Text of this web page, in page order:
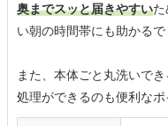
奥までスッと届きやすい
い朝の時間帯にも助かるで
また、本体ごと丸洗いで
処理ができるのも便利なポ